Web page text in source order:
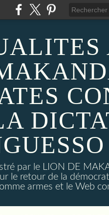
par le LION DE
le retour de la
armes et le Web